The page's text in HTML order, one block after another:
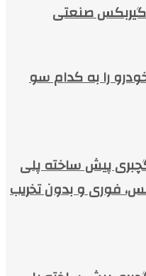
گیربکس صنعتی
خودرو را به کدام سو
گچبری پیش ساخته پلی
فوری و بدون تخریب